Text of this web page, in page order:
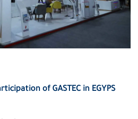
of GASTEC in EGYPS